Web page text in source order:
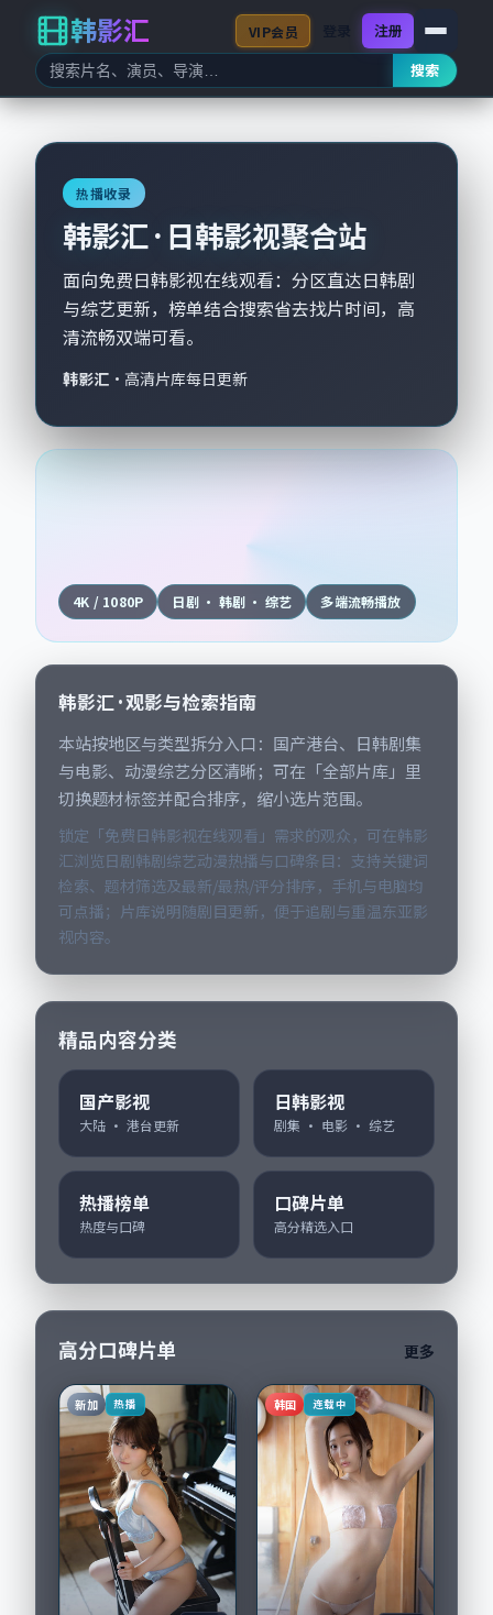
韩影汇
搜索
VIP会员 注册
热播收录
韩影汇 · 日韩影视聚合站
面向免费日韩影视在线观看：分区直达日韩剧
与综艺更新，榜单结合搜索省去找片时间，高
清流畅双端可看。
韩影汇 · 高清片库每日更新
4K / 1080P 日剧 · 韩剧 · 综艺 多端流畅播放
韩影汇 · 观影与检索指南
本站按地区与类型拆分入口：国产港台、日韩剧集
与电影、动漫综艺分区清晰；可在「全部片库」里
切换题材标签并配合排序，缩小选片范围。
锁定「免费日韩影视在线观看」需求的观众，可在韩影
汇浏览日剧韩剧综艺动漫热播与口碑条目：支持关键词
检索、题材筛选及最新/最热/评分排序，手机与电脑均
可点播；片库说明随剧目更新，便于追剧与重温东亚影
视内容。
精品内容分类
国产影视
大陆 · 港台更新
日韩影视
剧集 · 电影 · 综艺
热播榜单
热度与口碑
口碑片单
高分精选入口
高分口碑片单 更多
新加 热播 韩国 连载中